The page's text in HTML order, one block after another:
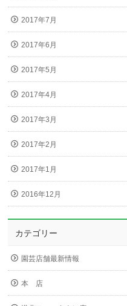
2017年7月
2017年6月
2017年5月
2017年4月
2017年3月
2017年2月
2017年1月
2016年12月
カテゴリー
園芸店舗最新情報
本 店